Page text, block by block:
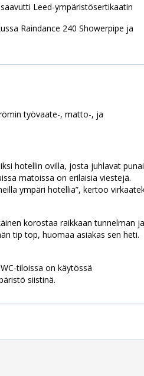
Leed-ympäristösertifikaatin
Raindance 240 Showerpipe ja
työvaate-, matto-, ja
hotellin ovilla, josta juhlavat
matoissa on erilaisia viestejä.
ympäri hotellia”, kertoo
korostaa raikkaan tunnelman ja
tip top, huomaa asiakas sen heti.
tiloissa on käytössä
siistinä.